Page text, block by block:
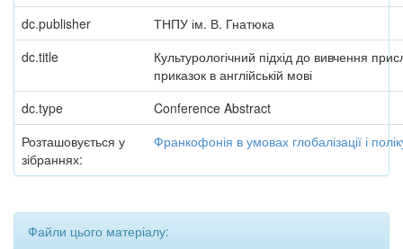
dc.publisher
ТНПУ ім. В. Гнатюка
dc.title
Культурологічний підхід до вивчення
приказок в англійській мові
dc.type
Conference Abstract
Розташовується у
зібраннях:
Франкофонія в умовах глобалізації і
Файли цього матеріалу: